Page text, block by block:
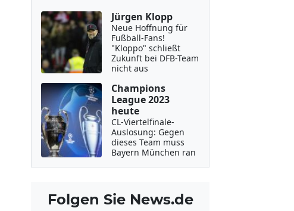
Jürgen Klopp
Neue Hoffnung für
Fußball-Fans!
"Kloppo" schließt
Zukunft bei DFB-Team
nicht aus
Champions
League 2023
heute
CL-Viertelfinale-
Auslosung: Gegen
dieses Team muss
Bayern München ran
Folgen Sie News.de